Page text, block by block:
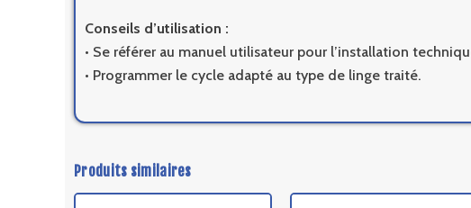
Conseils d’utilisation :
• Se référer au manuel utilisateur pour l’installation
• Programmer le cycle adapté au type de linge traité.
Produits similaires